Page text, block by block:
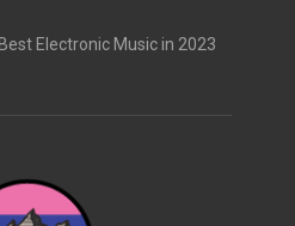
Electronic Music in 2023